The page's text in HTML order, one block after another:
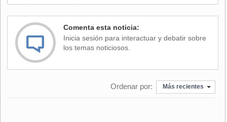
Comenta esta noticia:
Inicia sesión para interactuar y debatir sobre
los temas noticiosos.
Ordenar por: Más recientes